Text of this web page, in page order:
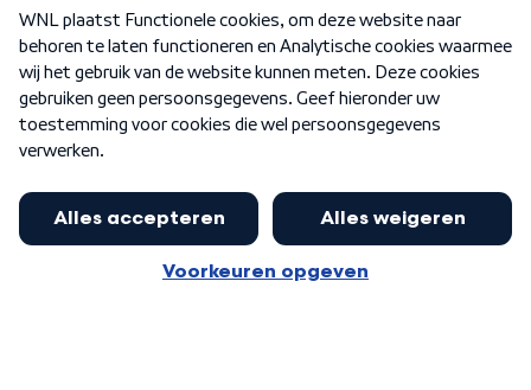
Nieuwsbrief
Word Lid